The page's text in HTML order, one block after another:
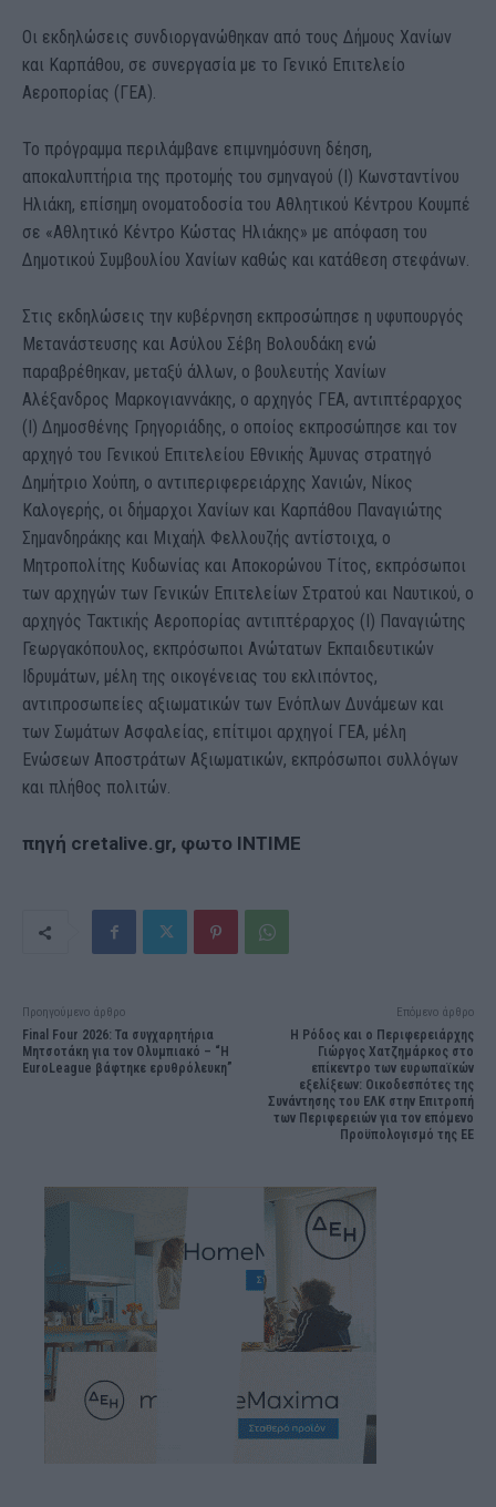
Οι εκδηλώσεις συνδιοργανώθηκαν από τους Δήμους Χανίων
και Καρπάθου, σε συνεργασία με το Γενικό Επιτελείο
Αεροπορίας (ΓΕΑ).
Το πρόγραμμα περιλάμβανε επιμνημόσυνη δέηση,
αποκαλυπτήρια της προτομής του σμηναγού (Ι) Κωνσταντίνου
Ηλιάκη, επίσημη ονοματοδοσία του Αθλητικού Κέντρου Κουμπέ
σε «Αθλητικό Κέντρο Κώστας Ηλιάκης» με απόφαση του
Δημοτικού Συμβουλίου Χανίων καθώς και κατάθεση στεφάνων.
Στις εκδηλώσεις την κυβέρνηση εκπροσώπησε η υφυπουργός
Μετανάστευσης και Ασύλου Σέβη Βολουδάκη ενώ
παραβρέθηκαν, μεταξύ άλλων, ο βουλευτής Χανίων
Αλέξανδρος Μαρκογιαννάκης, ο αρχηγός ΓΕΑ, αντιπτέραρχος
(Ι) Δημοσθένης Γρηγοριάδης, ο οποίος εκπροσώπησε και τον
αρχηγό του Γενικού Επιτελείου Εθνικής Άμυνας στρατηγό
Δημήτριο Χούπη, ο αντιπεριφερειάρχης Χανιών, Νίκος
Καλογερής, οι δήμαρχοι Χανίων και Καρπάθου Παναγιώτης
Σημανδηράκης και Μιχαήλ Φελλουζής αντίστοιχα, ο
Μητροπολίτης Κυδωνίας και Αποκορώνου Τίτος, εκπρόσωποι
των αρχηγών των Γενικών Επιτελείων Στρατού και Ναυτικού, ο
αρχηγός Τακτικής Αεροπορίας αντιπτέραρχος (Ι) Παναγιώτης
Γεωργακόπουλος, εκπρόσωποι Ανώτατων Εκπαιδευτικών
Ιδρυμάτων, μέλη της οικογένειας του εκλιπόντος,
αντιπροσωπείες αξιωματικών των Ενόπλων Δυνάμεων και
των Σωμάτων Ασφαλείας, επίτιμοι αρχηγοί ΓΕΑ, μέλη
Ενώσεων Αποστράτων Αξιωματικών, εκπρόσωποι συλλόγων
και πλήθος πολιτών.
πηγή cretalive.gr, φωτο ΙΝΤΙΜΕ
Προηγούμενο άρθρο
Final Four 2026: Τα συγχαρητήρια
Μητσοτάκη για τον Ολυμπιακό – “Η
EuroLeague βάφτηκε ερυθρόλευκη”
Επόμενο άρθρο
Η Ρόδος και ο Περιφερειάρχης
Γιώργος Χατζημάρκος στο
επίκεντρο των ευρωπαϊκών
εξελίξεων: Οικοδεσπότες της
Συνάντησης του ΕΛΚ στην Επιτροπή
των Περιφερειών για τον επόμενο
Προϋπολογισμό της ΕΕ